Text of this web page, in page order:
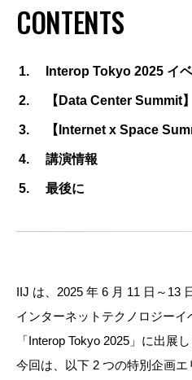
CONTENTS
Interop Tokyo 2025 イ
【Data Center Summit
【Internet x Space
講演情報
最後に
IIJ は、2025 年 6 月 11 日～13
インターネットテクノロジーイ
「Interop Tokyo 2025」に出展し
今回は、以下 2 つの特別企画